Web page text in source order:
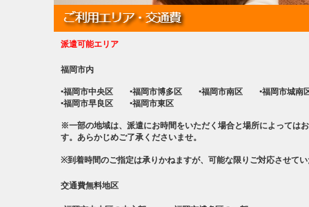
派遣可能エリア
福岡市内
•福岡市中央区 •福岡市博多区 •福岡市南区 •福岡市城
•福岡市早良区
•福岡市東区
※一部の地域は、派遣にお時間をいただく場合と場所によっては
す。あらかじめご了承くださいませ。
※到着時間のご指定は承りかねますが、可能な限りご対応させて
交通費無料地区